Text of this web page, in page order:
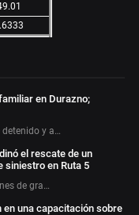
en Durazno;
detenido y a…
el rescate de un
siniestro en Ruta 5
de gra…
una capacitación sobre